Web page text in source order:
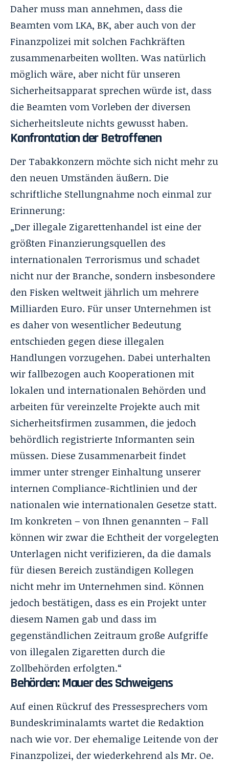
Daher muss man annehmen, dass die
Beamten vom LKA, BK, aber auch von der
Finanzpolizei mit solchen Fachkräften
zusammenarbeiten wollten. Was natürlich
möglich wäre, aber nicht für unseren
Sicherheitsapparat sprechen würde ist, dass
die Beamten vom Vorleben der diversen
Sicherheitsleute nichts gewusst haben.
Konfrontation der Betroffenen
Der Tabakkonzern möchte sich nicht mehr zu
den neuen Umständen äußern. Die
schriftliche Stellungnahme noch einmal zur
Erinnerung:
„Der illegale Zigarettenhandel ist eine der
größten Finanzierungsquellen des
internationalen Terrorismus und schadet
nicht nur der Branche, sondern insbesondere
den Fisken weltweit jährlich um mehrere
Milliarden Euro. Für unser Unternehmen ist
es daher von wesentlicher Bedeutung
entschieden gegen diese illegalen
Handlungen vorzugehen. Dabei unterhalten
wir fallbezogen auch Kooperationen mit
lokalen und internationalen Behörden und
arbeiten für vereinzelte Projekte auch mit
Sicherheitsfirmen zusammen, die jedoch
behördlich registrierte Informanten sein
müssen. Diese Zusammenarbeit findet
immer unter strenger Einhaltung unserer
internen Compliance-Richtlinien und der
nationalen wie internationalen Gesetze statt.
Im konkreten – von Ihnen genannten – Fall
können wir zwar die Echtheit der vorgelegten
Unterlagen nicht verifizieren, da die damals
für diesen Bereich zuständigen Kollegen
nicht mehr im Unternehmen sind. Können
jedoch bestätigen, dass es ein Projekt unter
diesem Namen gab und dass im
gegenständlichen Zeitraum große Aufgriffe
von illegalen Zigaretten durch die
Zollbehörden erfolgten.“
Behörden: Mauer des Schweigens
Auf einen Rückruf des Pressesprechers vom
Bundeskriminalamts wartet die Redaktion
nach wie vor. Der ehemalige Leitende von der
Finanzpolizei, der wiederkehrend als Mr. Oe.